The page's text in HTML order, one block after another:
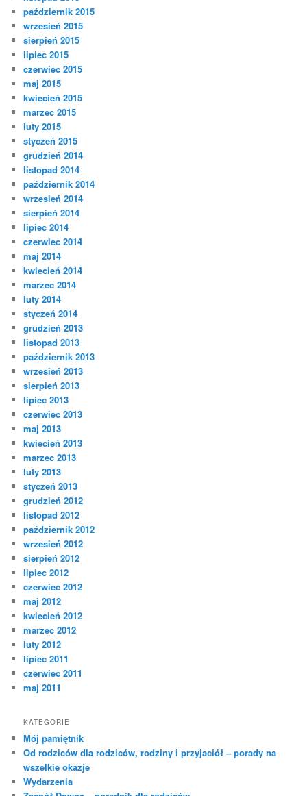
październik 2015
wrzesień 2015
sierpień 2015
lipiec 2015
czerwiec 2015
maj 2015
kwiecień 2015
marzec 2015
luty 2015
styczeń 2015
grudzień 2014
listopad 2014
październik 2014
wrzesień 2014
sierpień 2014
lipiec 2014
czerwiec 2014
maj 2014
kwiecień 2014
marzec 2014
luty 2014
styczeń 2014
grudzień 2013
listopad 2013
październik 2013
wrzesień 2013
sierpień 2013
lipiec 2013
czerwiec 2013
maj 2013
kwiecień 2013
marzec 2013
luty 2013
styczeń 2013
grudzień 2012
listopad 2012
październik 2012
wrzesień 2012
sierpień 2012
lipiec 2012
czerwiec 2012
maj 2012
kwiecień 2012
marzec 2012
luty 2012
lipiec 2011
czerwiec 2011
maj 2011
KATEGORIE
Mój pamiętnik
Od rodziców dla rodziców, rodziny i przyjaciół – porady na
wszelkie okazje
Wydarzenia